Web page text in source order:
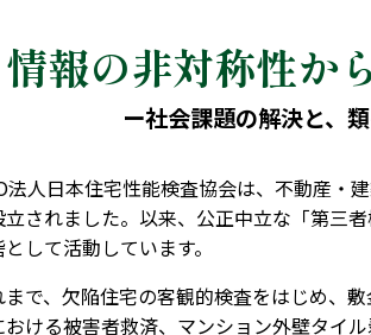
情報の非対称性か
ー社会課題の解決と、
法人日本住宅性能検査協会は、不動産・
立されました。以来、公正中立な「第三
して活動しています。
まで、欠陥住宅の客観的検査をはじめ、
おける被害者救済、マンション外壁タイ